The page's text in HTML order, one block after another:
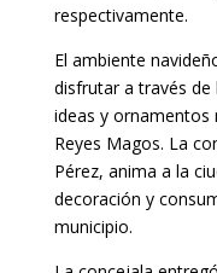
respectivamente.
El ambiente
disfrutar a través
ideas y ornamentos
Reyes Magos. La
Pérez, anima a la
decoración y
municipio.